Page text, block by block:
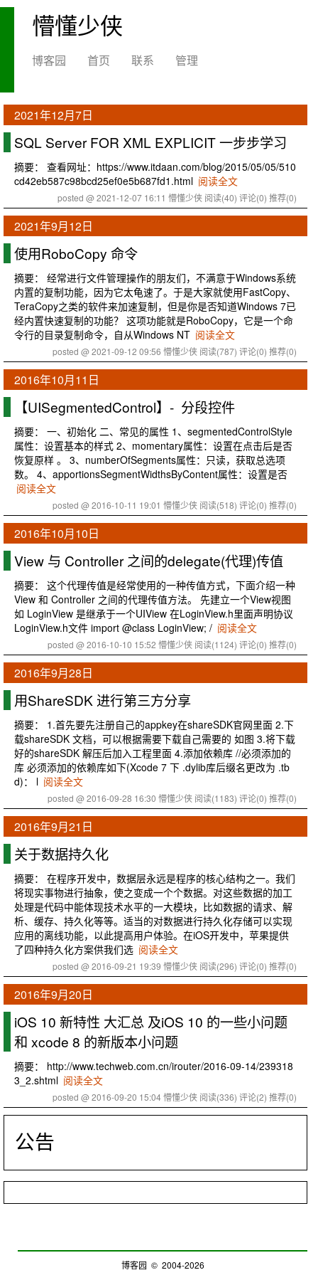
懵懂少侠
博客园 首页 联系 管理
2021年12月7日
SQL Server FOR XML EXPLICIT 一步步学习
摘要： 查看网址：https://www.itdaan.com/blog/2015/05/05/510
cd42eb587c98bcd25ef0e5b687fd1.html 阅读全文
posted @ 2021-12-07 16:11 懵懂少侠 阅读(40) 评论(0) 推荐(0)
2021年9月12日
使用RoboCopy 命令
摘要： 经常进行文件管理操作的朋友们，不满意于Windows系统
内置的复制功能，因为它太龟速了。于是大家就使用FastCopy、
TeraCopy之类的软件来加速复制，但是你是否知道Windows 7已
经内置快速复制的功能？ 这项功能就是RoboCopy，它是一个命
令行的目录复制命令，自从Windows NT 阅读全文
posted @ 2021-09-12 09:56 懵懂少侠 阅读(787) 评论(0) 推荐(0)
2016年10月11日
【UISegmentedControl】- 分段控件
摘要： 一、初始化 二、常见的属性 1、segmentedControlStyle
属性：设置基本的样式 2、momentary属性：设置在点击后是否
恢复原样 。 3、numberOfSegments属性：只读，获取总选项
数。 4、apportionsSegmentWidthsByContent属性：设置是否
阅读全文
posted @ 2016-10-11 19:01 懵懂少侠 阅读(518) 评论(0) 推荐(0)
2016年10月10日
View 与 Controller 之间的delegate(代理)传值
摘要： 这个代理传值是经常使用的一种传值方式，下面介绍一种
View 和 Controller 之间的代理传值方法。 先建立一个View视图
如 LoginView 是继承于一个UIView 在LoginView.h里面声明协议
LoginView.h文件 import @class LoginView; / 阅读全文
posted @ 2016-10-10 15:52 懵懂少侠 阅读(1124) 评论(0) 推荐(0)
2016年9月28日
用ShareSDK 进行第三方分享
摘要： 1.首先要先注册自己的appkey在shareSDK官网里面 2.下
载shareSDK 文档，可以根据需要下载自己需要的 如图 3.将下载
好的shareSDK 解压后加入工程里面 4.添加依赖库 //必须添加的
库 必须添加的依赖库如下(Xcode 7 下 .dylib库后缀名更改为 .tb
d)： l 阅读全文
posted @ 2016-09-28 16:30 懵懂少侠 阅读(1183) 评论(0) 推荐(0)
2016年9月21日
关于数据持久化
摘要： 在程序开发中，数据层永远是程序的核心结构之一。我们
将现实事物进行抽象，使之变成一个个数据。对这些数据的加工
处理是代码中能体现技术水平的一大模块，比如数据的请求、解
析、缓存、持久化等等。适当的对数据进行持久化存储可以实现
应用的离线功能，以此提高用户体验。在iOS开发中，苹果提供
了四种持久化方案供我们选 阅读全文
posted @ 2016-09-21 19:39 懵懂少侠 阅读(296) 评论(0) 推荐(0)
2016年9月20日
iOS 10 新特性 大汇总 及iOS 10 的一些小问题
和 xcode 8 的新版本小问题
摘要： http://www.techweb.com.cn/irouter/2016-09-14/239318
3_2.shtml 阅读全文
posted @ 2016-09-20 15:04 懵懂少侠 阅读(336) 评论(2) 推荐(0)
公告
博客园 © 2004-2026